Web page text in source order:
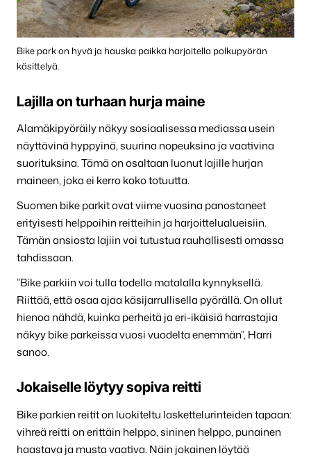
Bike park on hyvä ja hauska paikka harjoitella polkupyörän
käsittelyä.
Lajilla on turhaan hurja maine
Alamäkipyöräily näkyy sosiaalisessa mediassa usein
näyttävinä hyppyinä, suurina nopeuksina ja vaativina
suorituksina. Tämä on osaltaan luonut lajille hurjan
maineen, joka ei kerro koko totuutta.
Suomen bike parkit ovat viime vuosina panostaneet
erityisesti helppoihin reitteihin ja harjoittelualueisiin.
Tämän ansiosta lajiin voi tutustua rauhallisesti omassa
tahdissaan.
”Bike parkiin voi tulla todella matalalla kynnyksellä.
Riittää, että osaa ajaa käsijarrullisella pyörällä. On ollut
hienoa nähdä, kuinka perheitä ja eri-ikäisiä harrastajia
näkyy bike parkeissa vuosi vuodelta enemmän”, Harri
sanoo.
Jokaiselle löytyy sopiva reitti
Bike parkien reitit on luokiteltu laskettelurinteiden tapaan:
vihreä reitti on erittäin helppo, sininen helppo, punainen
haastava ja musta vaativa. Näin jokainen löytää